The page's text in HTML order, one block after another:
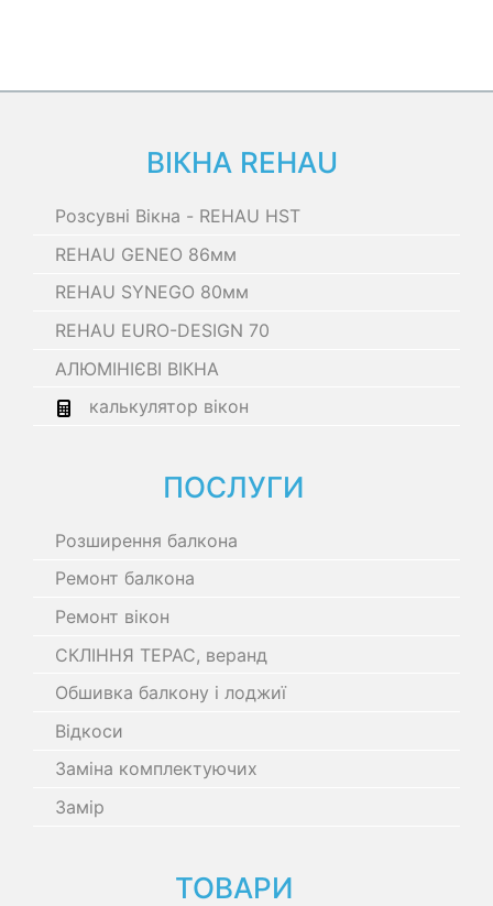
ВІКНА REHAU
Розсувні Вікна - REHAU HST
REHAU GENEO 86мм
REHAU SYNEGO 80мм
REHAU EURO-DESIGN 70
АЛЮМІНІЄВІ ВІКНА
калькулятор вікон
ПОСЛУГИ
Розширення балкона
Ремонт балкона
Ремонт вікон
СКЛІННЯ ТЕРАС, веранд
Обшивка балкону і лоджиї
Відкоси
Заміна комплектуючих
Замір
ТОВАРИ